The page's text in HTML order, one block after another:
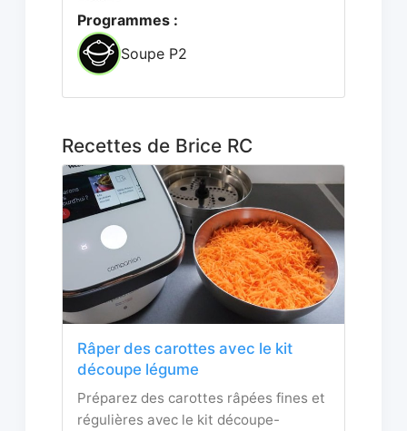
Programmes :
Soupe P2
Recettes de Brice RC
Râper des carottes avec le kit
découpe légume
Préparez des carottes râpées fines et
régulières avec le kit découpe-